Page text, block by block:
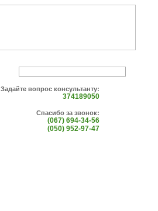
Задайте вопрос консультанту:
374189050
Спасибо за звонок:
(067) 694-34-56
(050) 952-97-47